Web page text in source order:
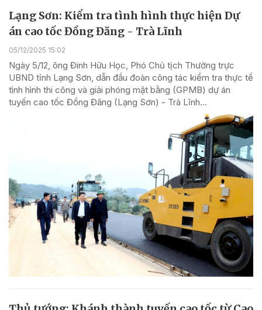
Lạng Sơn: Kiểm tra tình hình thực hiện Dự
án cao tốc Đồng Đăng - Trà Lĩnh
05/12/2025 15:02
Ngày 5/12, ông Đinh Hữu Học, Phó Chủ tịch Thường trực
UBND tỉnh Lạng Sơn, dẫn đầu đoàn công tác kiểm tra thực tế
tình hình thi công và giải phóng mặt bằng (GPMB) dự án
tuyến cao tốc Đồng Đăng (Lạng Sơn) - Trà Lĩnh...